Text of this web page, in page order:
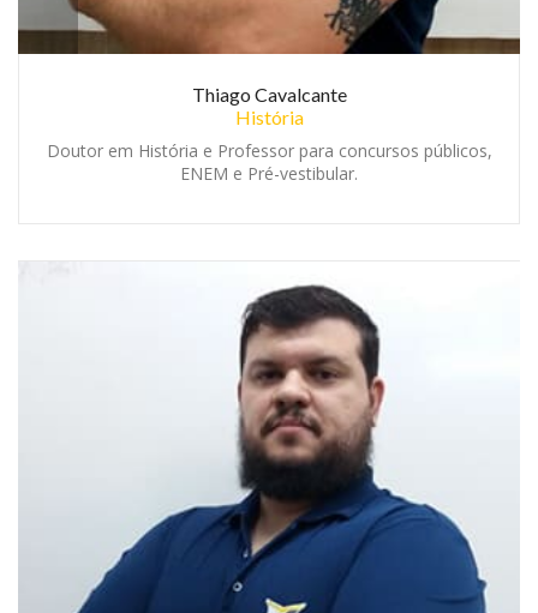
Thiago Cavalcante
História
Doutor em História e Professor para concursos públicos,
ENEM e Pré-vestibular.